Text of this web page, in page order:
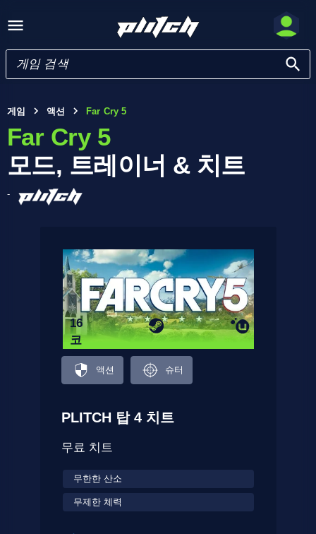
게임 액션 Far Cry 5
Far Cry 5
모드, 트레이너 & 치트
-
16
코
드
액션 슈터
PLITCH 탑 4 치트
무료 치트
무한한 산소
무제한 체력